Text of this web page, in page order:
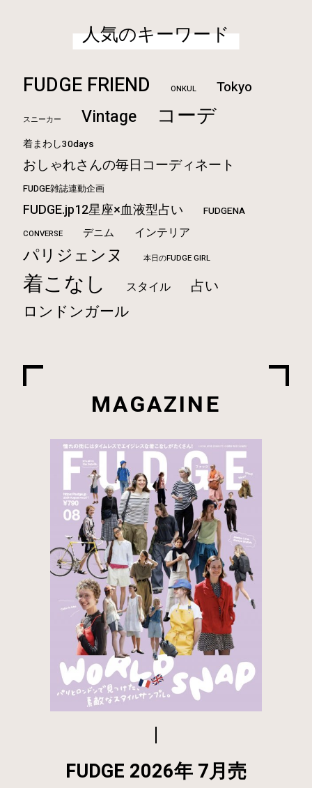
人気のキーワード
FUDGE FRIEND ONKUL Tokyo
スニーカー Vintage コーデ
着まわし30days
おしゃれさんの毎日コーディネート
FUDGE雑誌連動企画
FUDGE.jp12星座×血液型占い FUDGENA
CONVERSE デニム インテリア
パリジェンヌ 本日のFUDGE GIRL
着こなし スタイル 占い
ロンドンガール
MAGAZINE
FUDGE 2026年 7月売